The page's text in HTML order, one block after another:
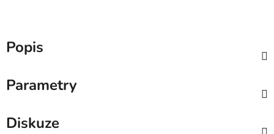
Popis
Parametry
Diskuze